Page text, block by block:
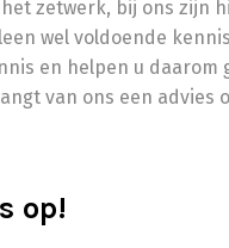
zetwerk, bij ons zijn
wel voldoende
en helpen u
van ons een
op!